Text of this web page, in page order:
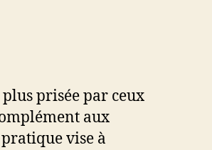
prisée par ceux
aux
vise à